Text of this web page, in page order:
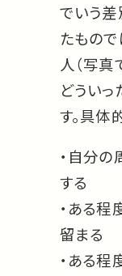
でいう
たもの
人（写
どうい
す。具体
・自分
する
・ある
留まる
・ある